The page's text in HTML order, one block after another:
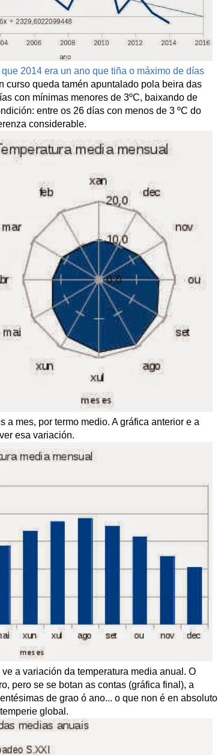
2014 era un ano que tiña o máximo de días
curso queda tamén apuntalado pola beira das
con mínimas menores de 3ºC, baixando de
entre os 26 días con menos de 3 ºC do
considerable.
a mes, por termo medio. A gráfica anterior e a
esa variación.
a variación da temperatura media anual. O
pero se se botan as contas (gráfica final), a
de grao ó ano... o que non é en absoluto
global.